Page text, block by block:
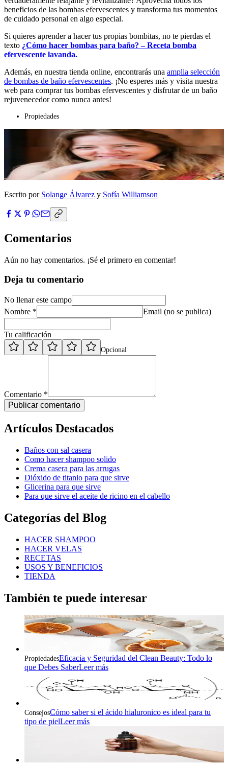
beneficios de las bombas efervescentes y transforma tus momentos
de cuidado personal en algo especial.
Si quieres aprender a hacer tus propias bombitas, no te pierdas el
texto ¿Cómo hacer bombas para baño? – Receta bomba
efervescente lavanda.
Además, en nuestra tienda online, encontrarás una amplia selección
de bombas de baño efervescentes. ¡No esperes más y visita nuestra
web para comprar tus bombas efervescentes y disfrutar de un baño
rejuvenecedor como nunca antes!
Propiedades
Escrito por Solange Álvarez y Sofía Williamson
Comentarios
Aún no hay comentarios. ¡Sé el primero en comentar!
Deja tu comentario
No llenar este campo
Nombre *
Email (no se publica)
Tu calificación
Opcional
Comentario *
Publicar comentario
Artículos Destacados
Baños con sal casera
Como hacer shampoo solido
Crema casera para las arrugas
Dióxido de titanio para que sirve
Glicerina para que sirve
Para que sirve el aceite de ricino en el cabello
Categorías del Blog
HACER SHAMPOO
HACER VELAS
RECETAS
USOS Y BENEFICIOS
TIENDA
También te puede interesar
PropiedadesEficacia y Seguridad del Clean Beauty: Todo lo
que Debes SaberLeer más
ConsejosCómo saber si el ácido hialuronico es ideal para tu
tipo de pielLeer más